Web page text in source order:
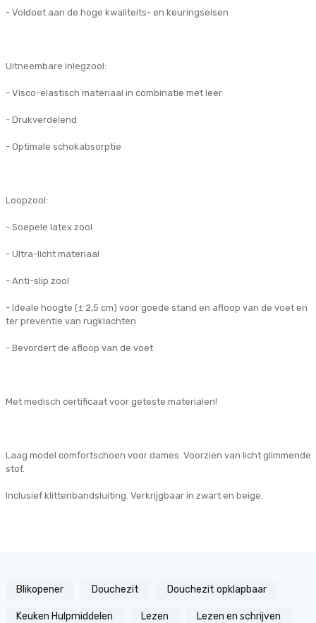
- Voldoet aan de hoge kwaliteits- en keuringseisen
Uitneembare inlegzool:
- Visco-elastisch materiaal in combinatie met leer
- Drukverdelend
- Optimale schokabsorptie
Loopzool:
- Soepele latex zool
- Ultra-licht materiaal
- Anti-slip zool
- Ideale hoogte (± 2,5 cm) voor goede stand en afloop van de voet en
ter preventie van rugklachten
- Bevordert de afloop van de voet
Met medisch certificaat voor geteste materialen!
Laag model comfortschoen voor dames. Voorzien van licht glimmende
stof.
Inclusief klittenbandsluiting. Verkrijgbaar in zwart en beige.
Blikopener Douchezit Douchezit opklapbaar
Keuken Hulpmiddelen Lezen Lezen en schrijven